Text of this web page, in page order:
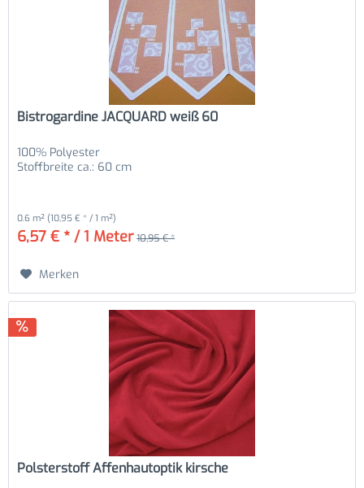
Bistrogardine JACQUARD weiß 60
100% Polyester
Stoffbreite ca.: 60 cm
0.6 m² (10,95 € * / 1 m²)
6,57 € * / 1 Meter 10,95 € *
Merken
Polsterstoff Affenhautoptik kirsche